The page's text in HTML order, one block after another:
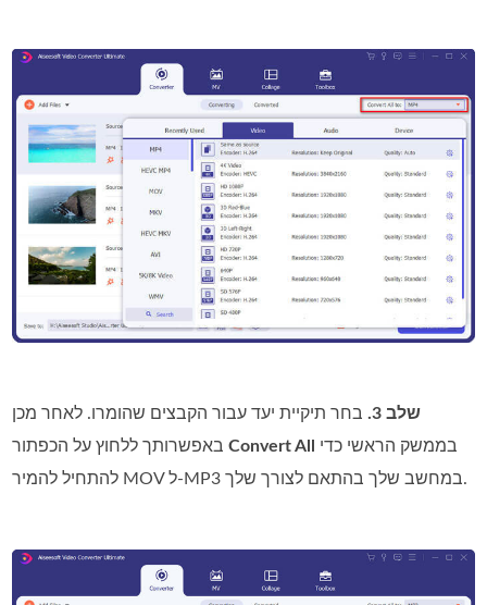
שלב 3.
בחר תיקיית יעד עבור הקבצים שהומרו. לאחר מכן
באפשרותך ללחוץ על הכפתורConvert All
להתחיל להמיר MOV ל‑MP3 במחשב שלך בהתאם לצורך שלך.